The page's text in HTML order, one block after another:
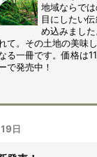
地域ならで
目にしたい
め込みまし
て。その土地の美味
る一冊です。価格は
で発売中！
日